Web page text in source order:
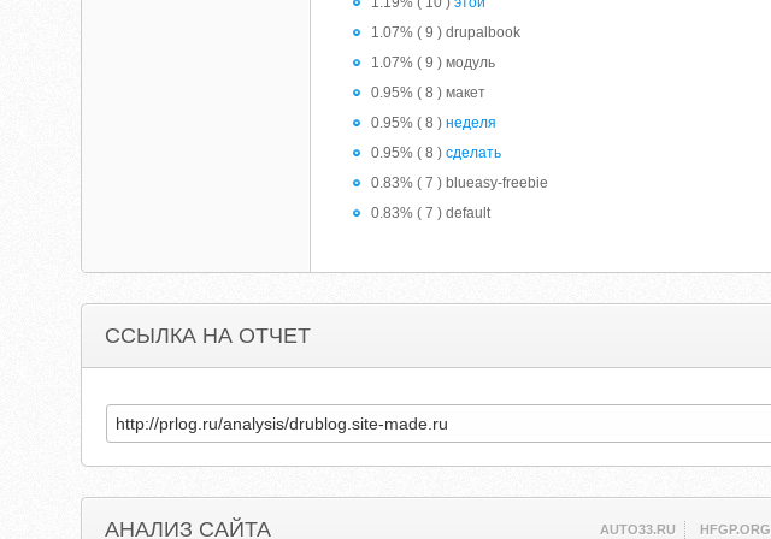
1.07% ( 9 ) drupalbook
1.07% ( 9 ) модуль
0.95% ( 8 ) макет
0.95% ( 8 )неделя
0.95% ( 8 )сделать
0.83% ( 7 ) blueasy-freebie
0.83% ( 7 ) default
ССЫЛКА НА ОТЧЕТ
АНАЛИЗ САЙТА AUTO33.RU HFGP.ORG